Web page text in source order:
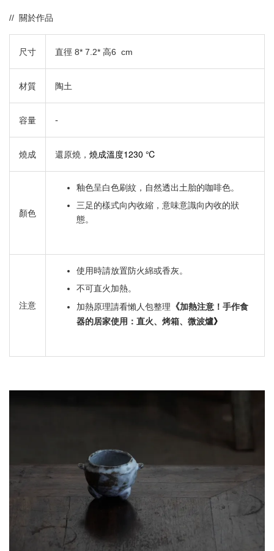
// 關於作品
尺寸 直徑 8* 7.2* 高6 cm
材質 陶土
容量 -
燒成 還原燒， 燒成溫度1230 ℃
顏色
釉色呈白色刷紋，自然透出土胎的咖啡色。
三足的樣式向內收縮，意味意識向內收的狀
態。
注意
使用時請放置防火綿或香灰。
不可直火加熱。
加熱原理請看懶人包整理 《加熱注意！手作食
器的居家使用：直火、烤箱、微波爐》